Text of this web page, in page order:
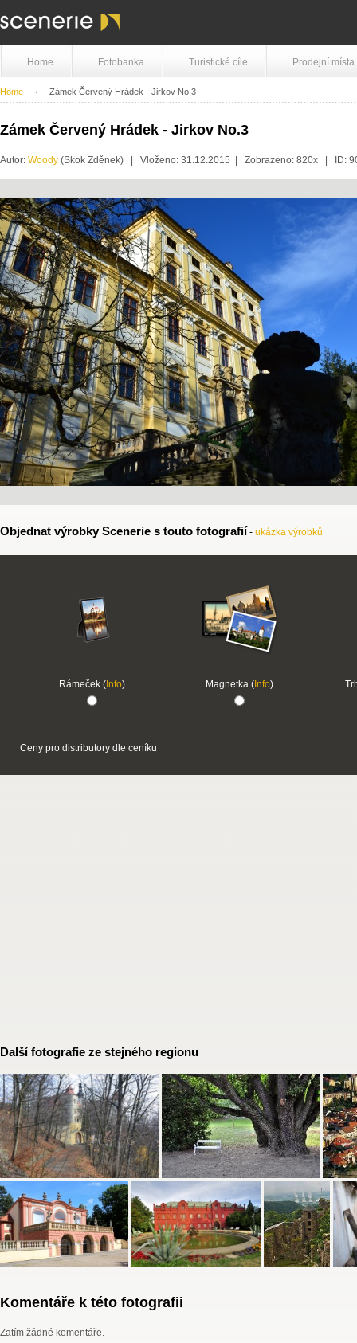
Home Fotobanka Turistické cíle Prodejní místa
Home Zámek Červený Hrádek - Jirkov No.3
Zámek Červený Hrádek - Jirkov No.3
Autor: Woody (Skok Zděnek) | Vloženo: 31.12.2015 | Zobrazeno: 820x | ID:
Objednat výrobky Scenerie s touto fotografií - ukázka výrobků
Rámeček (Info) Magnetka (Info)
Ceny pro distributory dle ceníku
Další fotografie ze stejného regionu
Komentáře k této fotografii
Zatím žádné komentáře.